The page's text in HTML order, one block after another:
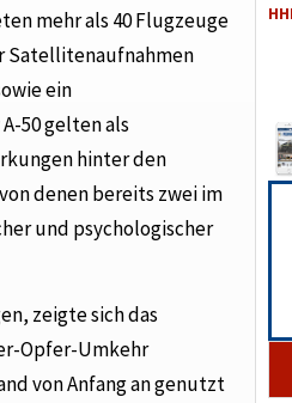
mehr als 40 Flugzeuge
Satellitenaufnahmen
ein
50 gelten als
hinter den
denen bereits zwei im
und psychologischer
zeigte sich das
Opfer-Umkehr
von Anfang an genutzt